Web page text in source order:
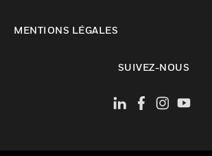
MENTIONS LÉGALES
SUIVEZ-NOUS